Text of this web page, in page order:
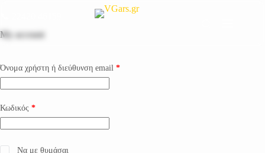
My account
Όνομα χρήστη ή διεύθυνση email *
Κωδικός *
Να με θυμάσαι